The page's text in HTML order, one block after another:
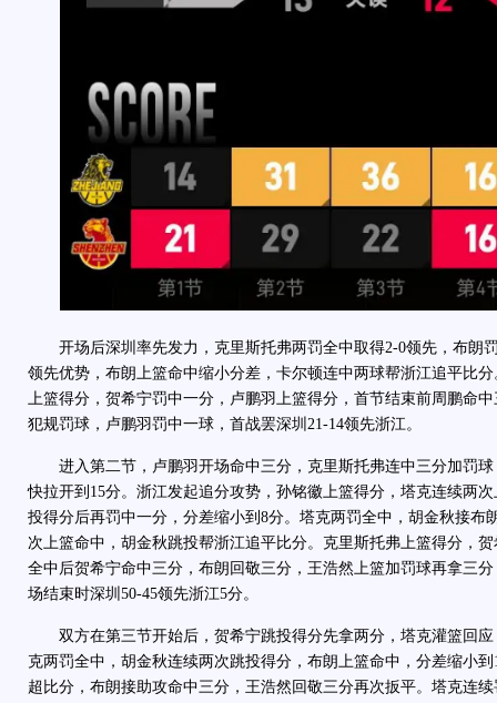
开场后深圳率先发力，克里斯托弗两罚全中取得2-0领先，布朗
领先优势，布朗上篮命中缩小分差，卡尔顿连中两球帮浙江追平比
上篮得分，贺希宁罚中一分，卢鹏羽上篮得分，首节结束前周鹏命
犯规罚球，卢鹏羽罚中一球，首战罢深圳21-14领先浙江。
进入第二节，卢鹏羽开场命中三分，克里斯托弗连中三分加罚球
快拉开到15分。浙江发起追分攻势，孙铭徽上篮得分，塔克连续两
投得分后再罚中一分，分差缩小到8分。塔克两罚全中，胡金秋接布
次上篮命中，胡金秋跳投帮浙江追平比分。克里斯托弗上篮得分，
全中后贺希宁命中三分，布朗回敬三分，王浩然上篮加罚球再拿三
场结束时深圳50-45领先浙江5分。
双方在第三节开始后，贺希宁跳投得分先拿两分，塔克灌篮回应
克两罚全中，胡金秋连续两次跳投得分，布朗上篮命中，分差缩小
超比分，布朗接助攻命中三分，王浩然回敬三分再次扳平。塔克连